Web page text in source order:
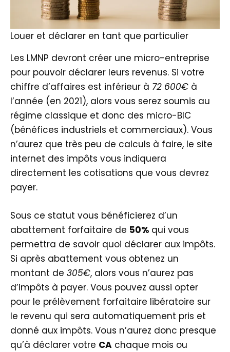
Louer et déclarer en tant que particulier
Les LMNP devront créer une micro-entreprise
pour pouvoir déclarer leurs revenus. Si votre
chiffre d’affaires est inférieur à 72 600€ à
l’année (en 2021), alors vous serez soumis au
régime classique et donc des micro-BIC
(bénéfices industriels et commerciaux). Vous
n’aurez que très peu de calculs à faire, le site
internet des impôts vous indiquera
directement les cotisations que vous devrez
payer.
Sous ce statut vous bénéficierez d’un
abattement forfaitaire de 50% qui vous
permettra de savoir quoi déclarer aux impôts.
Si après abattement vous obtenez un
montant de 305€, alors vous n’aurez pas
d’impôts à payer. Vous pouvez aussi opter
pour le prélèvement forfaitaire libératoire sur
le revenu qui sera automatiquement pris et
donné aux impôts. Vous n’aurez donc presque
qu’à déclarer votre CA chaque mois ou